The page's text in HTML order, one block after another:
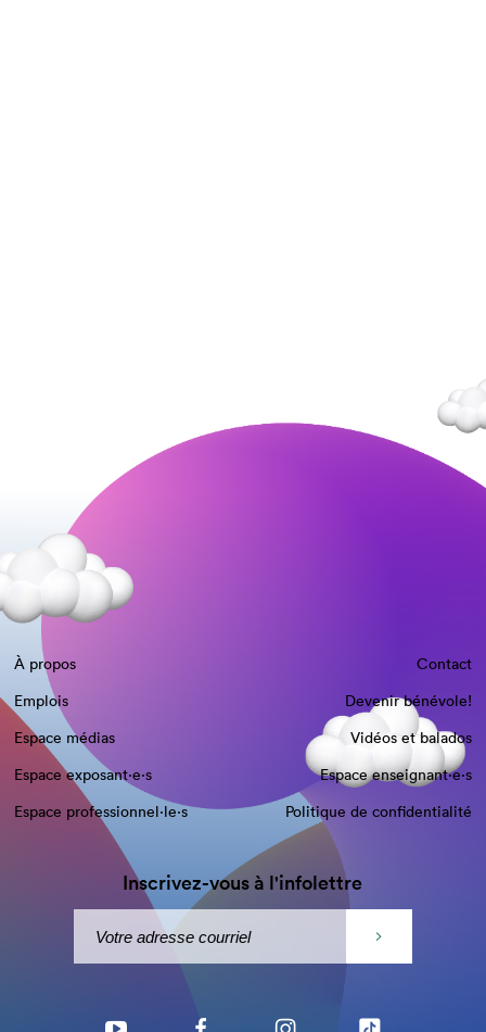
À propos
Contact
Emplois
Devenir bénévole!
Espace médias
Vidéos et balados
Espace exposant·e⋅s
Espace enseignant·e⋅s
Espace professionnel·le⋅s
Politique de confidentialité
Inscrivez-vous à l'infolettre